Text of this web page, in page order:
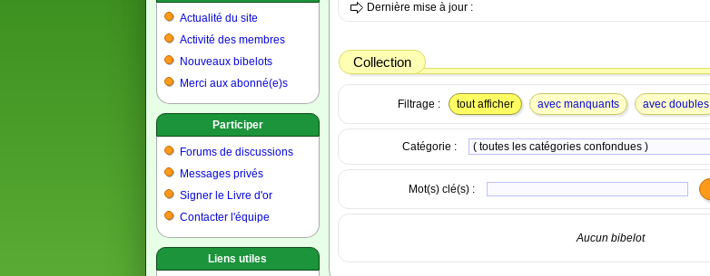
Actualité du site
Activité des membres
Nouveaux bibelots
Merci aux abonné(e)s
Participer
Forums de discussions
Messages privés
Signer le Livre d'or
Contacter l'équipe
Liens utiles
Dernière mise à jour :
Collection
Filtrage : tout afficher avec manquants avec doubles
Catégorie :
Mot(s) clé(s) :
Aucun bibelot